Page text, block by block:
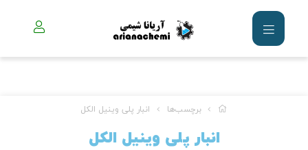
برچسب‌ها انبار پلی وینیل الکل
انبار پلی وینیل الکل